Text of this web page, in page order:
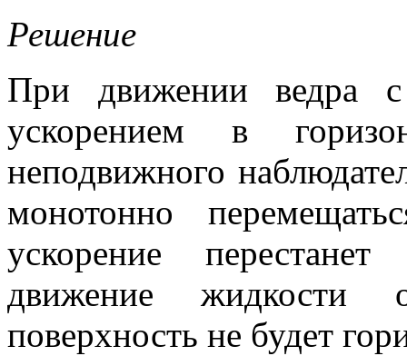
Решение
При движении ведра с
ускорением в
неподвижного
монотонно
ускорение
движение жидкости
поверхность не будет